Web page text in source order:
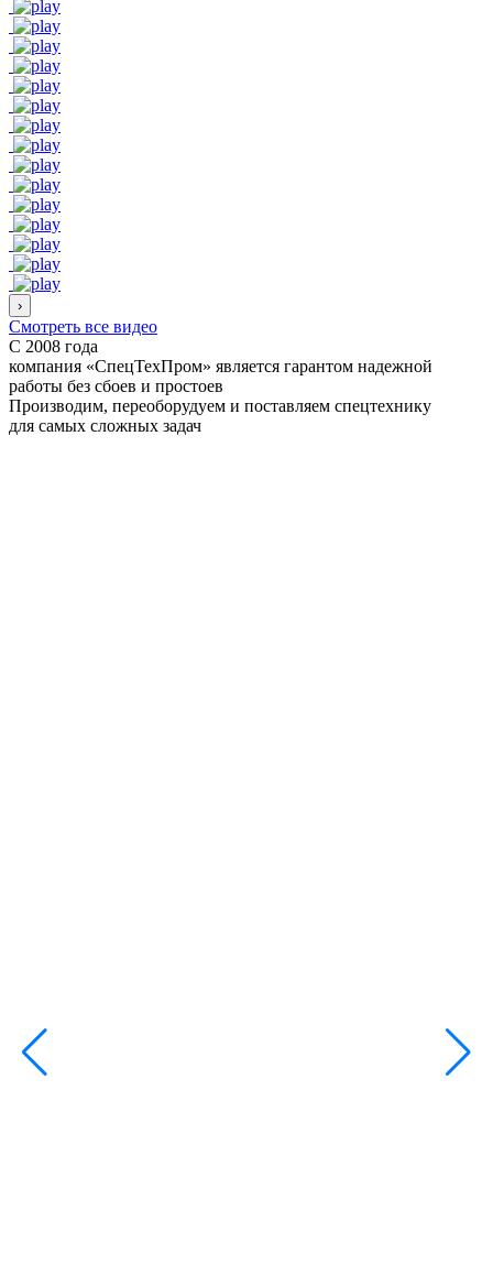
›
Смотреть все видео
С 2008 года
компания «СпецТехПром» является гарантом надежной
работы без сбоев и простоев
Производим, переоборудуем и поставляем спецтехнику
для самых сложных задач